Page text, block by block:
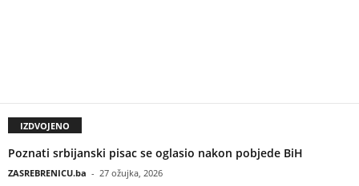
IZDVOJENO
Poznati srbijanski pisac se oglasio nakon pobjede BiH
ZASREBRENICU.ba - 27 ožujka, 2026